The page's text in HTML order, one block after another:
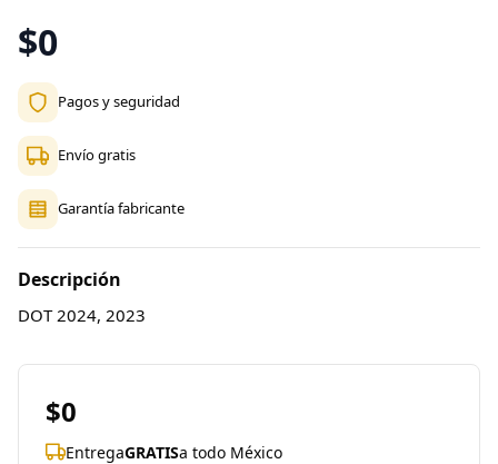
$0
Pagos y seguridad
Envío gratis
Garantía fabricante
Descripción
DOT 2024, 2023
$0
EntregaGRATISa todo México